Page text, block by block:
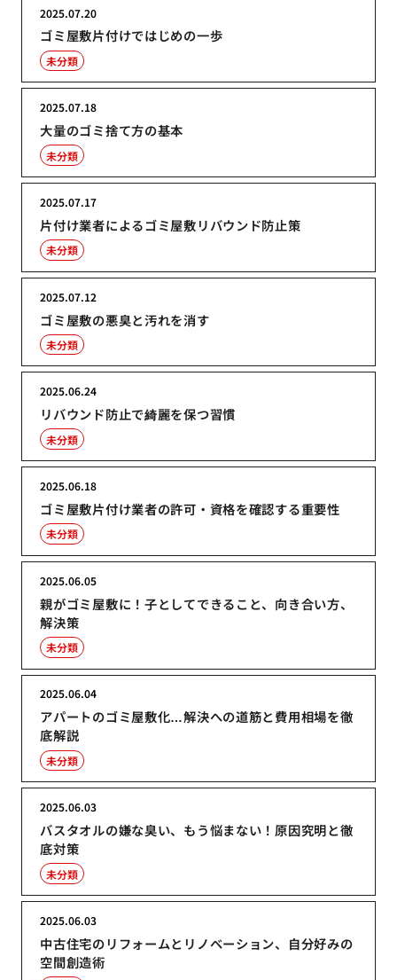
ゴミ屋敷片付けではじめの一歩
2025.07.20
未分類
大量のゴミ捨て方の基本
2025.07.18
未分類
片付け業者によるゴミ屋敷リバウンド防止策
2025.07.17
未分類
ゴミ屋敷の悪臭と汚れを消す
2025.07.12
未分類
リバウンド防止で綺麗を保つ習慣
2025.06.24
未分類
ゴミ屋敷片付け業者の許可・資格を確認する重要性
2025.06.18
未分類
親がゴミ屋敷に！子としてできること、向き合い方、
解決策
2025.06.05
未分類
アパートのゴミ屋敷化…解決への道筋と費用相場を徹
底解説
2025.06.04
未分類
バスタオルの嫌な臭い、もう悩まない！原因究明と徹
底対策
2025.06.03
未分類
中古住宅のリフォームとリノベーション、自分好みの
空間創造術
2025.06.03